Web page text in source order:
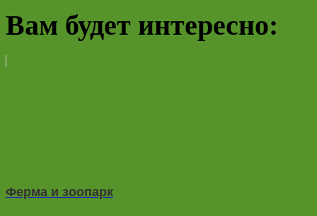
Вам будет интересно:
Ферма и зоопарк